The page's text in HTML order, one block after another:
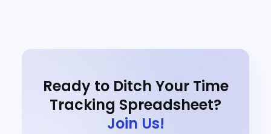
Ready to Ditch Your Time
Tracking Spreadsheet?
Join Us!